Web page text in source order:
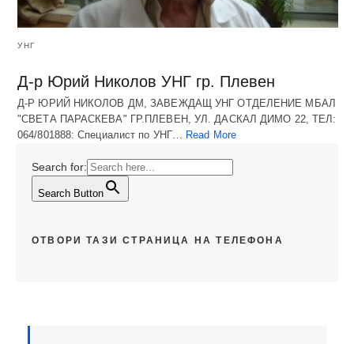
УНГ
Д-р Юрий Николов УНГ гр. Плевен
Д-Р ЮРИЙ НИКОЛОВ ДМ, ЗАВЕЖДАЩ УНГ ОТДЕЛЕНИЕ МБАЛ
"СВЕТА ПАРАСКЕВА" ГР.ПЛЕВЕН, УЛ. ДАСКАЛ ДИМО 22, ТЕЛ:
064/801888: Специалист по УНГ… Read More
Search for:
Search Button
ОТВОРИ ТАЗИ СТРАНИЦА НА ТЕЛЕФОНА